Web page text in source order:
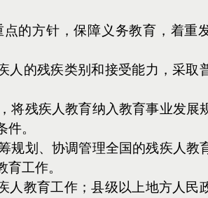
的方针，保障义务教育，着重
人的残疾类别和接受能力，采取
将残疾人教育纳入教育事业发展
。
规划、协调管理全国的残疾人教
工作。
人教育工作；县级以上地方人民